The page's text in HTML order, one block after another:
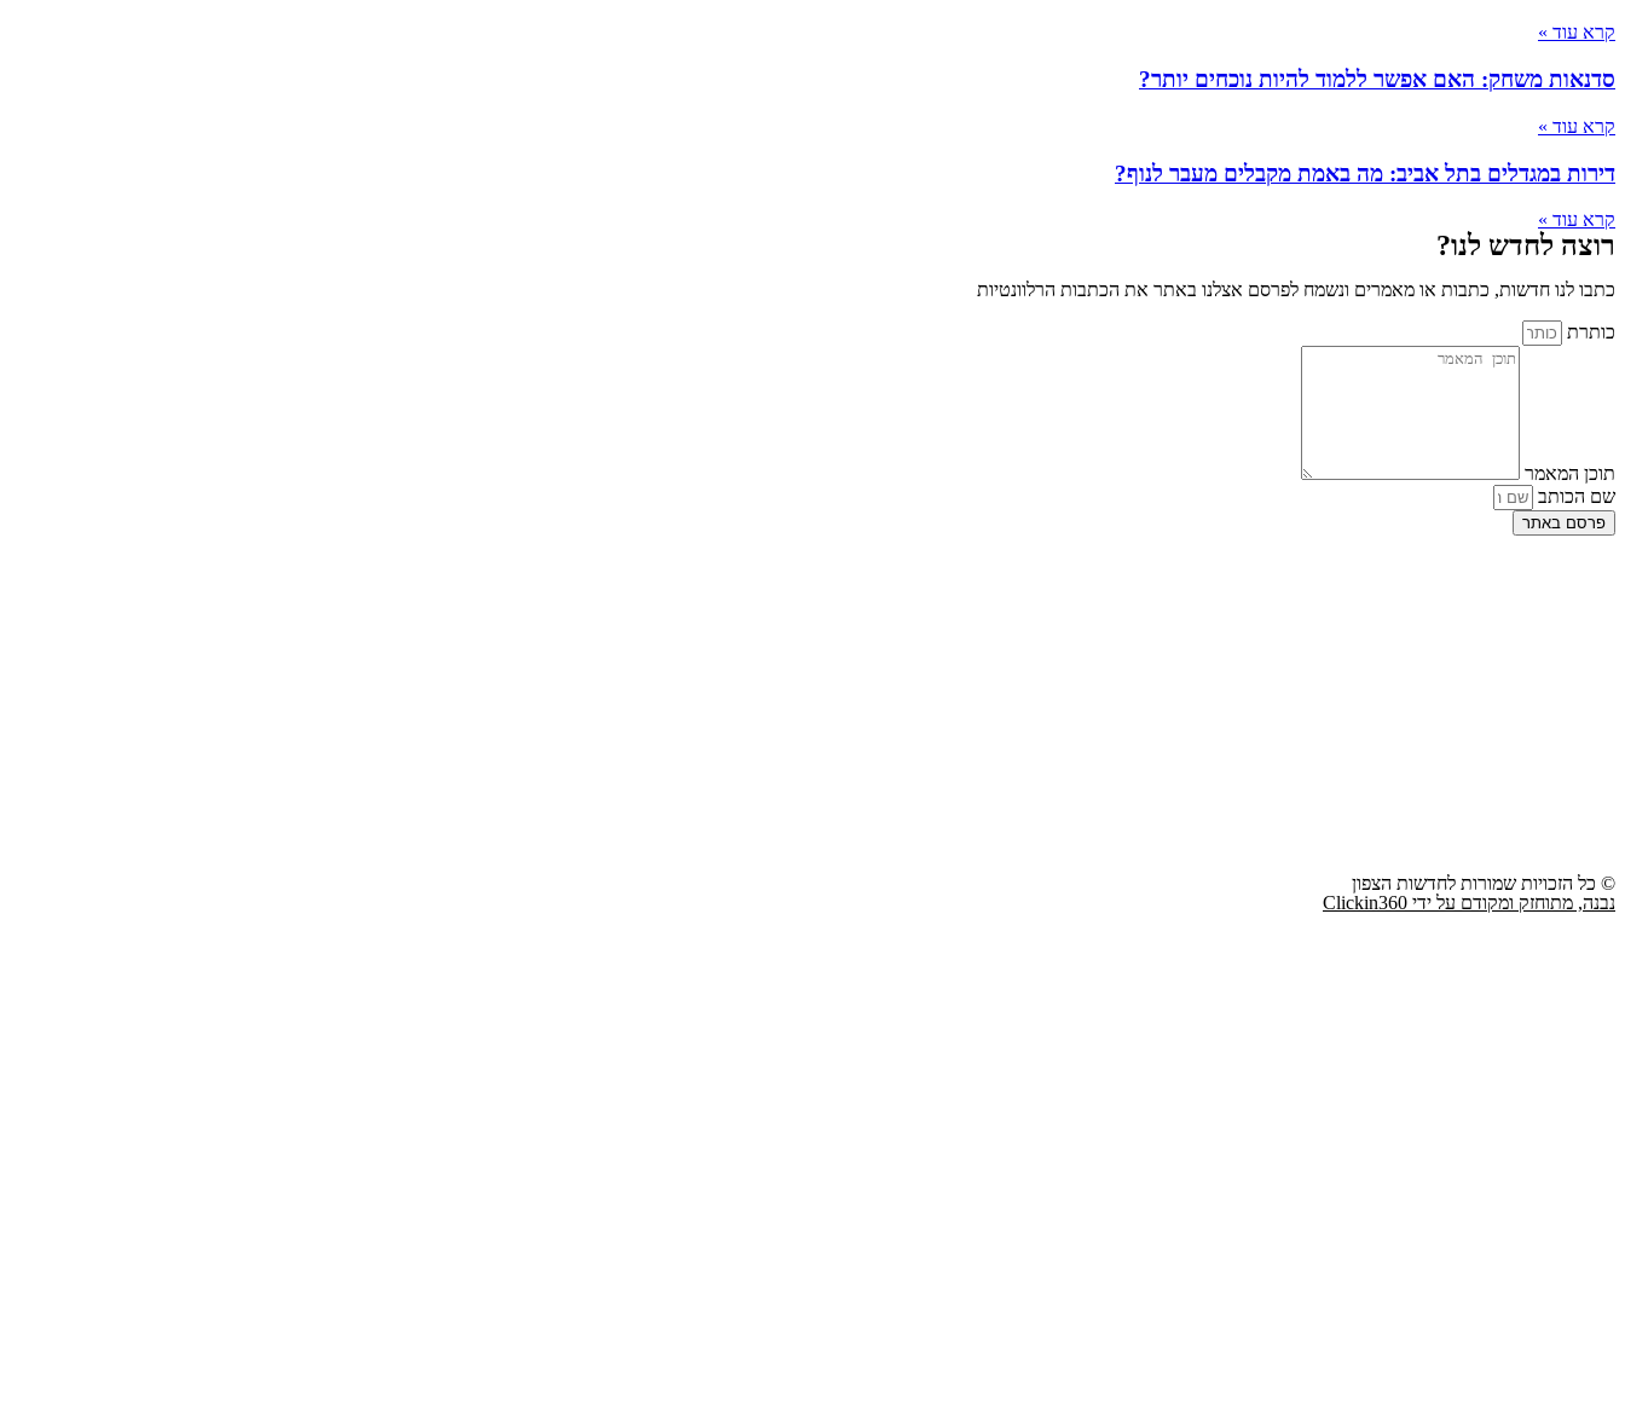
קרא עוד »
סדנאות משחק: האם אפשר ללמוד להיות נוכחים יותר?
קרא עוד »
דירות במגדלים בתל אביב: מה באמת מקבלים מעבר לנוף?
קרא עוד »
רוצה לחדש לנו?
כתבו לנו חדשות, כתבות או מאמרים ונשמח לפרסם אצלנו באתר את הכתבות הרלוונטיות
כותרת
תוכן המאמר
שם הכותב
פרסם באתר
© כל הזכויות שמורות לחדשות הצפון
נבנה, מתוחזק ומקודם על ידי Clickin360